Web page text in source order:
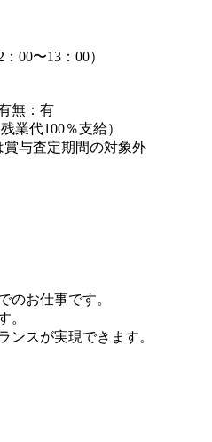
00〜13：00）
無：有
業代100％支給）
与査定期間の対象外
のお仕事です。
。
ンスが実現できます。